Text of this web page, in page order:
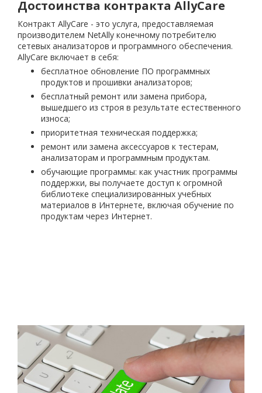
Достоинства контракта AllyCare
Контракт AllyCare - это услуга, предоставляемая
производителем NetAlly конечному потребителю
сетевых анализаторов и программного обеспечения.
AllyCare включает в себя:
бесплатное обновление ПО программных
продуктов и прошивки анализаторов;
бесплатный ремонт или замена прибора,
вышедшего из строя в результате естественного
износа;
приоритетная техническая поддержка;
ремонт или замена аксессуаров к тестерам,
анализаторам и программным продуктам.
обучающие программы: как участник программы
поддержки, вы получаете доступ к огромной
библиотеке специализированных учебных
материалов в Интернете, включая обучение по
продуктам через Интернет.